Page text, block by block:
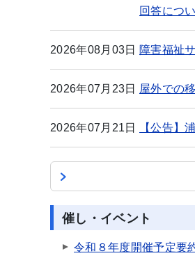
回答につ
2026年08月03日 障害福祉
2026年07月23日 屋外での
2026年07月21日 【公告】
催し・イベント
令和８年度開催予定要